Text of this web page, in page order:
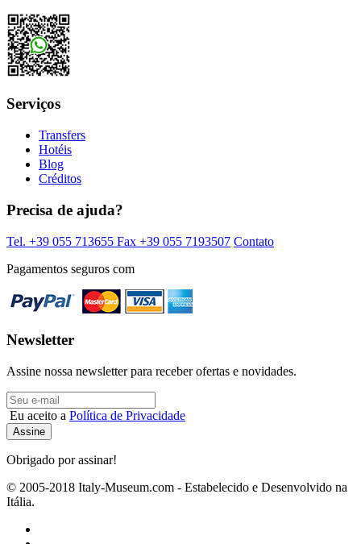
Serviços
Transfers
Hotéis
Blog
Créditos
Precisa de ajuda?
Tel. +39 055 713655 Fax +39 055 7193507 Contato
Pagamentos seguros com
Newsletter
Assine nossa newsletter para receber ofertas e novidades.
Eu aceito a Política de Privacidade
Obrigado por assinar!
© 2005-2018 Italy-Museum.com - Estabelecido e Desenvolvido na
Itália.